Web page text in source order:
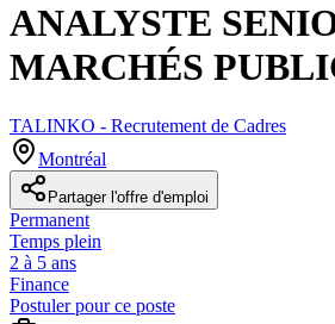
ANALYSTE
MARCHÉS
TALINKO - Recrutement de Cadres
Montréal
Partager l'offre d'emploi
Permanent
Temps plein
2 à 5 ans
Finance
Postuler pour ce poste